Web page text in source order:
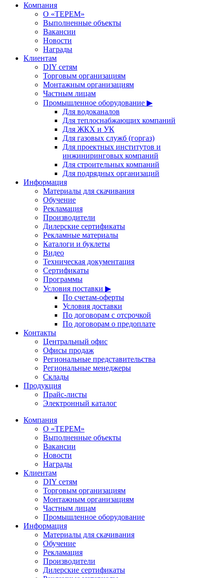
Компания
О «ТЕРЕМ»
Выполненные объекты
Вакансии
Новости
Награды
Клиентам
DIY сетям
Торговым организациям
Монтажным организациям
Частным лицам
Промышленное оборудование ▶
Для водоканалов
Для теплоснабжающих компаний
Для ЖКХ и УК
Для газовых служб (горгаз)
Для проектных институтов и
инжиниринговых компаний
Для строительных компаний
Для подрядных организаций
Информация
Материалы для скачивания
Обучение
Рекламация
Производители
Дилерские сертификаты
Рекламные материалы
Каталоги и буклеты
Видео
Техническая документация
Сертификаты
Программы
Условия поставки ▶
По счетам-оферты
Условия доставки
По договорам с отсрочкой
По договорам о предоплате
Контакты
Центральный офис
Офисы продаж
Региональные представительства
Региональные менеджеры
Склады
Продукция
Прайс-листы
Электронный каталог
Компания
О «ТЕРЕМ»
Выполненные объекты
Вакансии
Новости
Награды
Клиентам
DIY сетям
Торговым организациям
Монтажным организациям
Частным лицам
Промышленное оборудование
Информация
Материалы для скачивания
Обучение
Рекламация
Производители
Дилерские сертификаты